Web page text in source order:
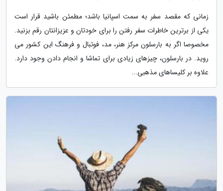
زمانی که مقصد سفر به سمت اسپانیا باشد؛ مطمئن باشید قرار است
یکی از برترین خاطرات سفر رفتن را برای خودتان و عزیزانتان رقم بزنید.
مخصوصا اگر به بارسلون مرکز هنر، مد، فوتبال و فرهنگ این کشور می
روید. در بارسلون، چیزهای زیادی برای تماشا و انجام دادن وجود دارد.
علاوه بر کلیساهای مذهبی...